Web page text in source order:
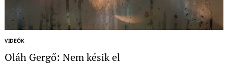
VIDEÓK
Oláh Gergő: Nem késik el